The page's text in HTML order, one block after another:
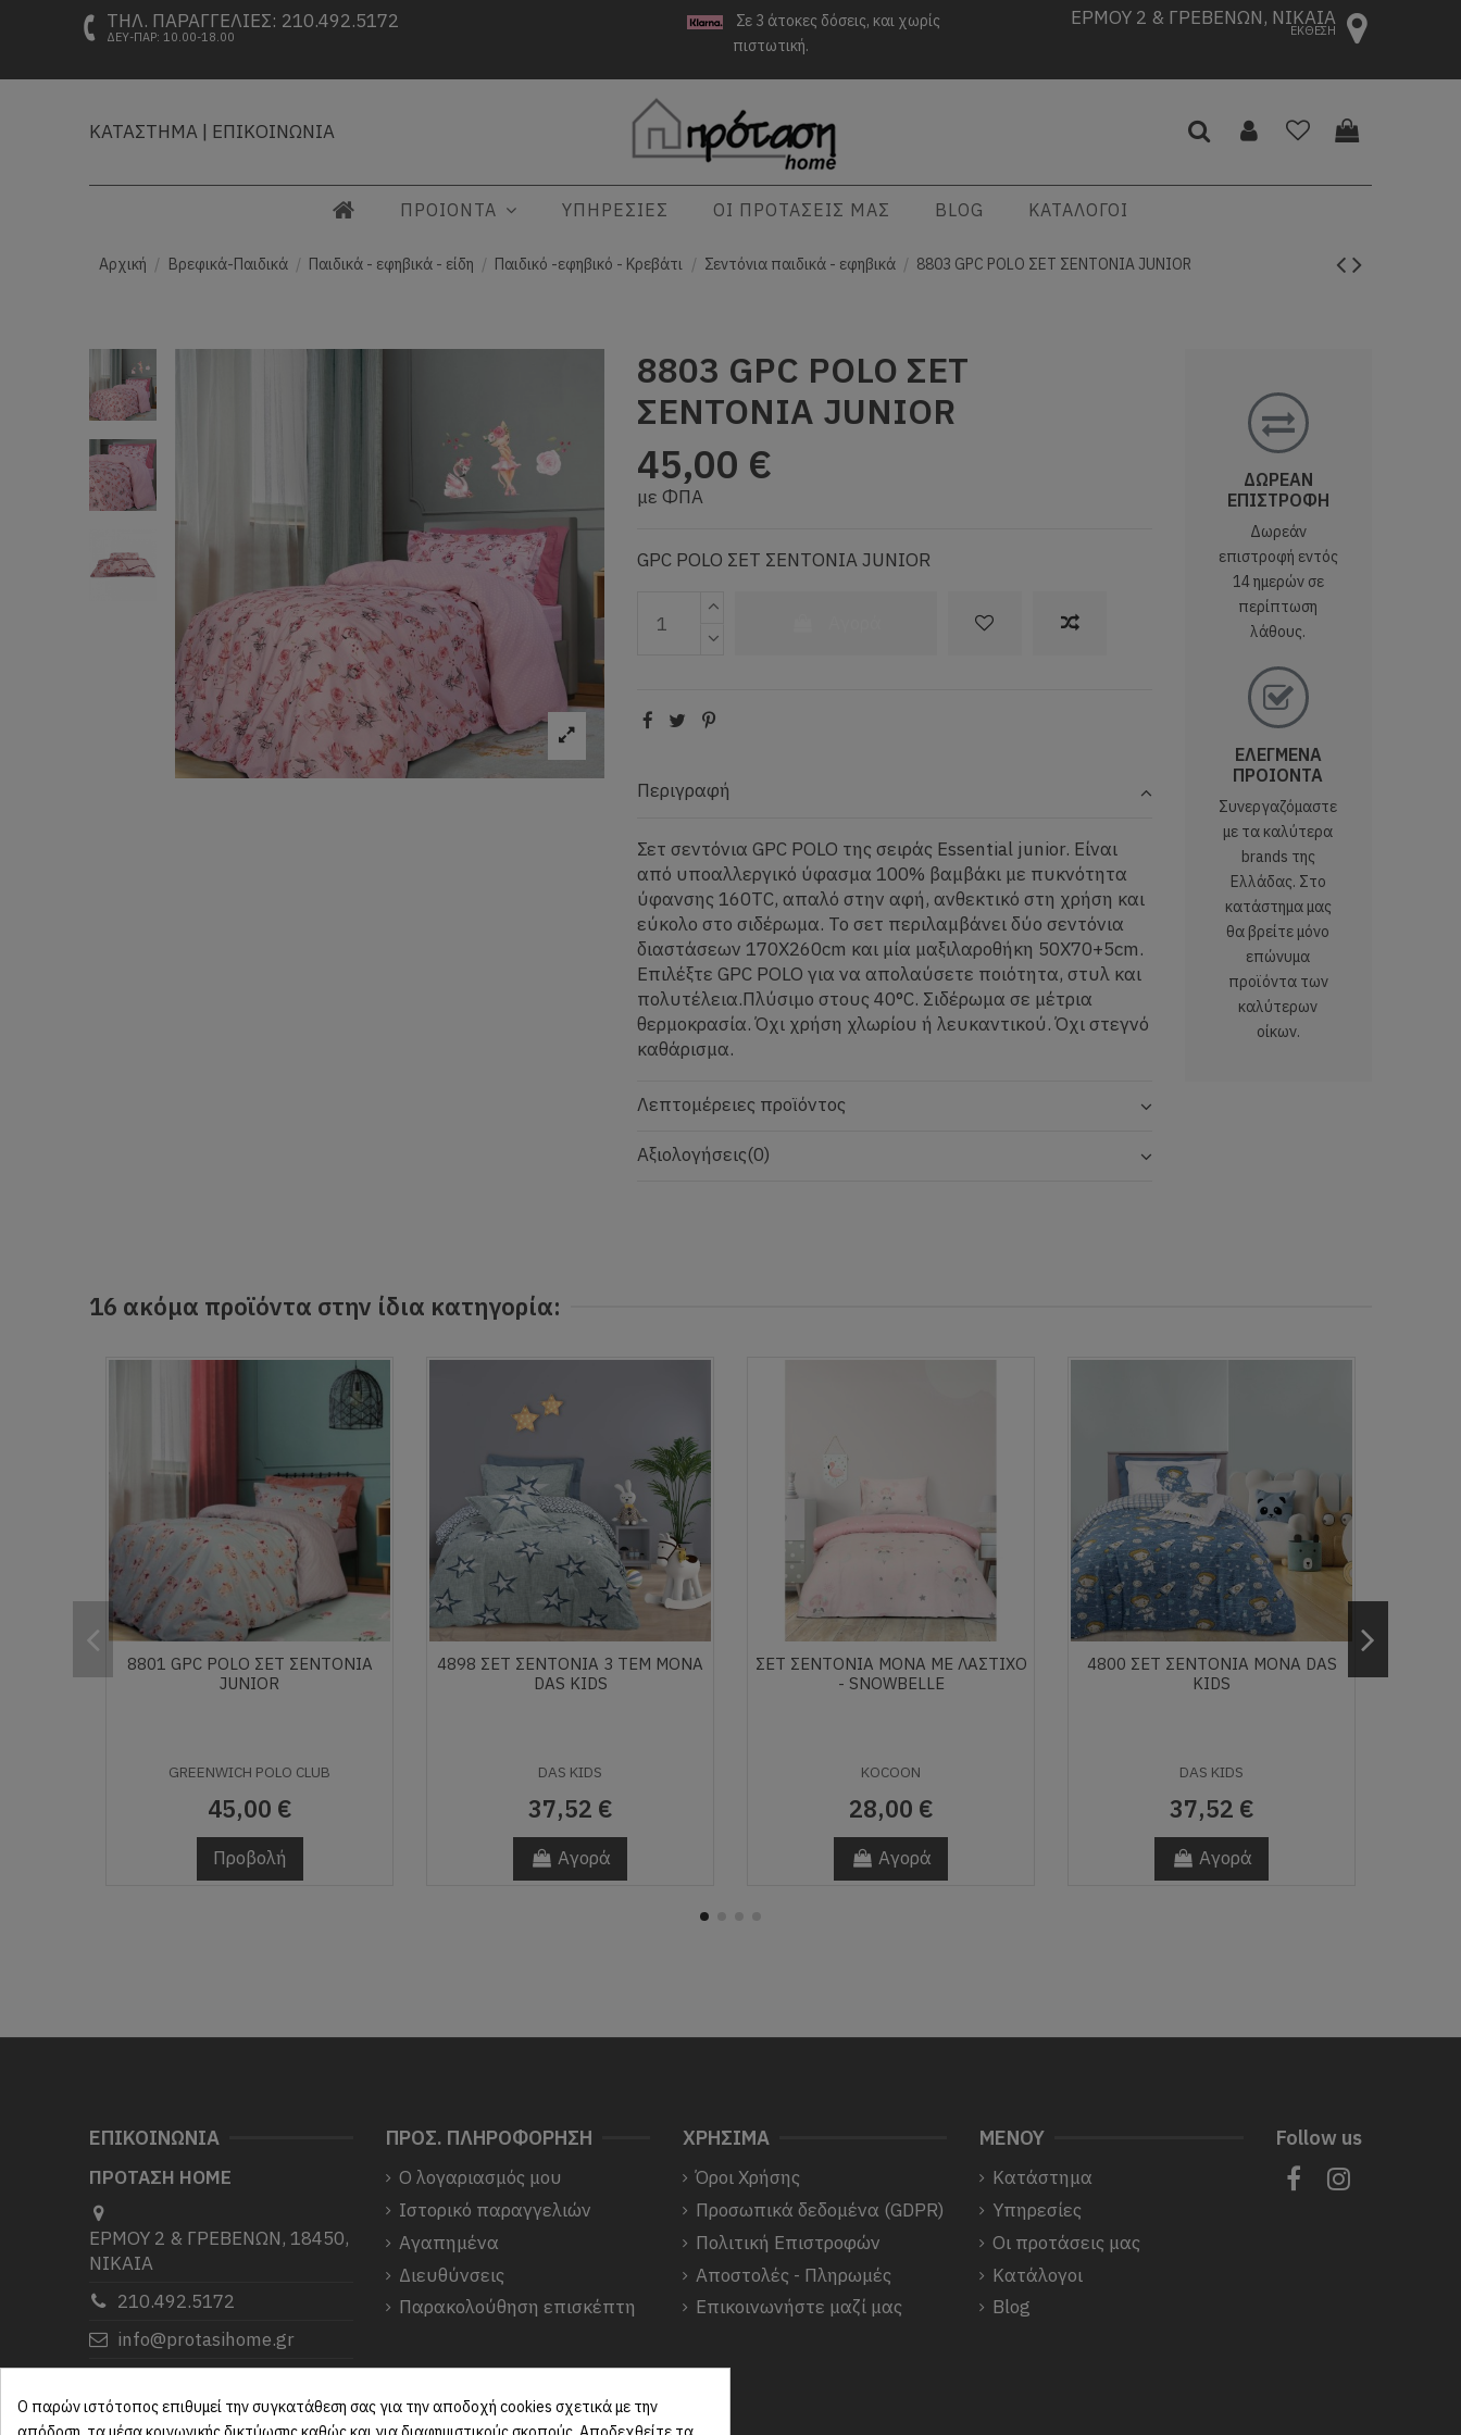
ΤΗΛ. ΠΑΡΑΓΓΕΛΙΕΣ: 210.492.5172
ΔΕΥ-ΠΑΡ: 10.00-18.00
Σε 3 άτοκες δόσεις, και χωρίς
πιστωτική.
ΕΡΜΟΥ 2 & ΓΡΕΒΕΝΩΝ, ΝΙΚΑΙΑ
ΕΚΘΕΣΗ
ΚΑΤΑΣΤΗΜΑ | ΕΠΙΚΟΙΝΩΝΙΑ
ΠΡΟΙΟΝΤΑ ΥΠΗΡΕΣΙΕΣ ΟΙ ΠΡΟΤΑΣΕΙΣ ΜΑΣ BLOG ΚΑΤΑΛΟΓΟΙ
Αρχική Βρεφικά-Παιδικά Παιδικά - εφηβικά - είδη Παιδικό -εφηβικό - Κρεβάτι Σεντόνια παιδικά - εφηβικά 8803 GPC POLO ΣΕΤ ΣΕΝΤΟΝΙΑ JUNIOR
8803 GPC POLO ΣΕΤ
ΣΕΝΤΟΝΙΑ JUNIOR
45,00 €
με ΦΠΑ
GPC POLO ΣΕΤ ΣΕΝΤΟΝΙΑ JUNIOR
Περιγραφή
Σετ σεντόνια GPC POLO της σειράς Essential junior. Είναι
από υποαλλεργικό ύφασμα 100% βαμβάκι με πυκνότητα
ύφανσης 160TC, απαλό στην αφή, ανθεκτικό στη χρήση και
εύκολο στο σιδέρωμα. Το σετ περιλαμβάνει δύο σεντόνια
διαστάσεων 170Χ260cm και μία μαξιλαροθήκη 50Χ70+5cm.
Επιλέξτε GPC POLO για να απολαύσετε ποιότητα, στυλ και
πολυτέλεια.Πλύσιμο στους 40°C. Σιδέρωμα σε μέτρια
θερμοκρασία. Όχι χρήση χλωρίου ή λευκαντικού. Όχι στεγνό
καθάρισμα.
Λεπτομέρειες προϊόντος
Αξιολογήσεις(0)
ΔΩΡΕΑΝ
ΕΠΙΣΤΡΟΦΗ
Δωρεάν
επιστροφή εντός
14 ημερών σε
περίπτωση
λάθους.
ΕΛΕΓΜΕΝΑ
ΠΡΟΙΟΝΤΑ
Συνεργαζόμαστε
με τα καλύτερα
brands της
Ελλάδας. Στο
κατάστημα μας
θα βρείτε μόνο
επώνυμα
προϊόντα των
καλύτερων
οίκων.
16 ακόμα προϊόντα στην ίδια κατηγορία:
8801 GPC POLO ΣΕΤ ΣΕΝΤΟΝΙΑ
JUNIOR
GREENWICH POLO CLUB
45,00 €
Προβολή
4898 ΣΕΤ ΣΕΝΤΟΝΙΑ 3 TEM ΜΟΝΑ
DAS KIDS
DAS KIDS
37,52 €
Αγορά
ΣΕΤ ΣΕΝΤΌΝΙΑ ΜΟΝΆ ΜΕ ΛΆΣΤΙΧΟ
- SNOWBELLE
KOCOON
28,00 €
Αγορά
4800 ΣΕΤ ΣΕΝΤΟΝΙΑ ΜΟΝΑ DAS
KIDS
DAS KIDS
37,52 €
Αγορά
ΕΠΙΚΟΙΝΩΝΙΑ
ΠΡΟΤΑΣΗ HOME
ΕΡΜΟΥ 2 & ΓΡΕΒΕΝΩΝ, 18450,
ΝΙΚΑΙΑ
210.492.5172
info@protasihome.gr
Σας ευχαριστούμε που μας
επιλέξατε.
ΠΡΟΣ. ΠΛΗΡΟΦΟΡΗΣΗ
Ο λογαριασμός μου
Ιστορικό παραγγελιών
Αγαπημένα
Διευθύνσεις
Παρακολούθηση επισκέπτη
ΧΡΗΣΙΜΑ
Όροι Χρήσης
Προσωπικά δεδομένα (GDPR)
Πολιτική Επιστροφών
Αποστολές - Πληρωμές
Επικοινωνήστε μαζί μας
ΜΕΝΟΥ
Κατάστημα
Υπηρεσίες
Οι προτάσεις μας
Κατάλογοι
Blog
Follow us
Ο παρών ιστότοπος επιθυμεί την συγκατάθεση σας για την αποδοχή cookies σχετικά με την